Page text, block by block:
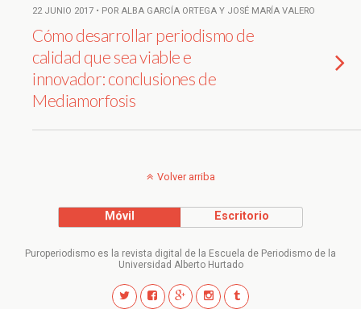
22 JUNIO 2017 • POR ALBA GARCÍA ORTEGA Y JOSÉ MARÍA VALERO
Cómo desarrollar periodismo de
calidad que sea viable e
innovador: conclusiones de
Mediamorfosis
Volver arriba
Móvil Escritorio
Puroperiodismo es la revista digital de la Escuela de Periodismo de la
Universidad Alberto Hurtado